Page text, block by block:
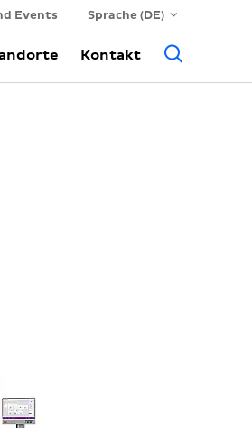
Events Sprache (DE)
Kontakt